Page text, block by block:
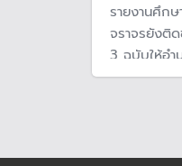
รายงานศึก
จราจรยังติ
3 ฉบับให้อ
บัญชาการจ